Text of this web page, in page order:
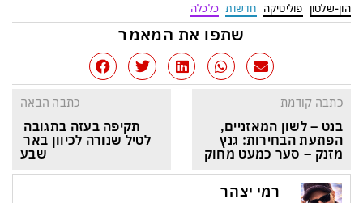
הון-שלטון פוליטיקה חדשות כלכלה
שתפו את המאמר
כתבה קודמת
בנט – לשון המאזניים,
הפתעת הבחירות: גנץ
מזנק – סער כמעט מחוק
כתבה הבאה
תקיפה בעזה בתגובה
לטיל שנורה לכיוון באר
שבע
רמי יצהר